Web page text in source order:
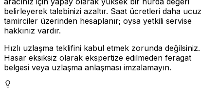
belirleyerek talebinizi azaltır. Saat ücretleri daha ucuz
tamirciler üzerinden hesaplanır; oysa yetkili servise
hakkınız vardır.
Hızlı uzlaşma teklifini kabul etmek zorunda değilsiniz.
Hasar eksiksiz olarak ekspertize edilmeden feragat
belgesi veya uzlaşma anlaşması imzalamayın.